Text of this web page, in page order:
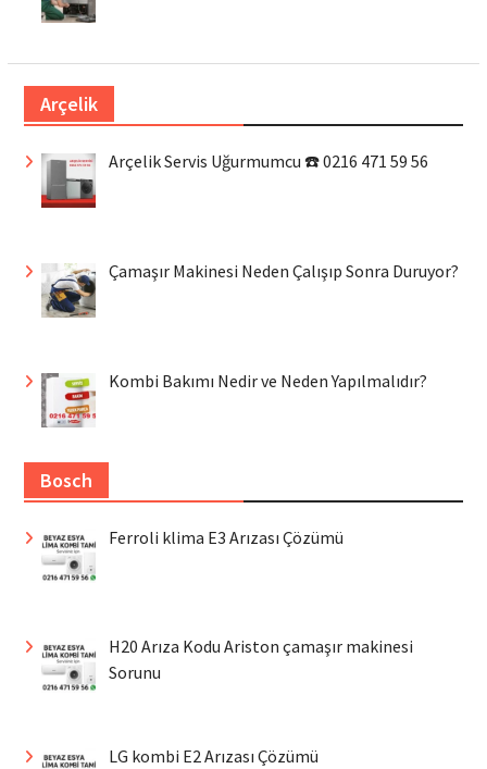
Arçelik
Arçelik Servis Uğurmumcu ☎️ 0216 471 59 56
Çamaşır Makinesi Neden Çalışıp Sonra Duruyor?
Kombi Bakımı Nedir ve Neden Yapılmalıdır?
Bosch
Ferroli klima E3 Arızası Çözümü
H20 Arıza Kodu Ariston çamaşır makinesi
Sorunu
LG kombi E2 Arızası Çözümü